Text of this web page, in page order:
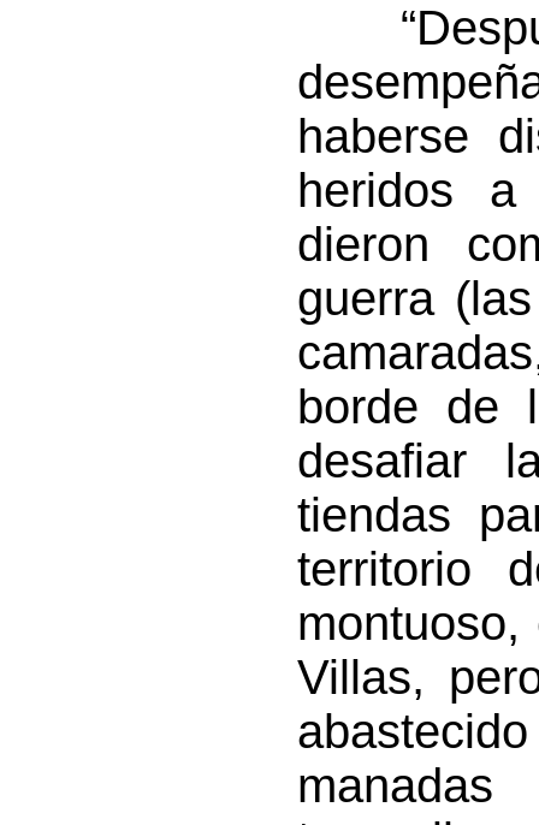
haberse
heridos
dieron
guerra
borde de
desafiar
tiendas
territorio
Villas,